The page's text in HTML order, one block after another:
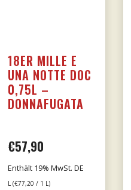
18ER MILLE E
UNA NOTTE DOC
0,75L –
DONNAFUGATA
€57,90
Enthält 19% MwSt. DE
L (€77,20 / 1 L)